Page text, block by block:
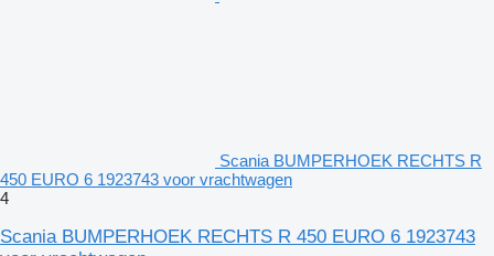
Scania BUMPERHOEK RECHTS R
450 EURO 6 1923743 voor vrachtwagen
4
Scania BUMPERHOEK RECHTS R 450 EURO 6 1923743